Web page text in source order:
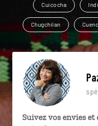
Cuicocha
Chugchilan
Suivez vos envies et